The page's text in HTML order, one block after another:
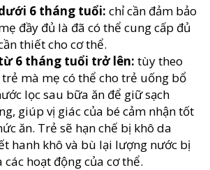
6 tháng tuổi: chỉ cần đảm bảo
đầy đủ là đã có thể cung cấp đủ
thiết cho cơ thể.
6 tháng tuổi trở lên:tùy theo
trẻ mà mẹ có thể cho trẻ uống bổ
lọc sau bữa ăn để giữ sạch
giúp vị giác của bé cảm nhận tốt
ăn. Trẻ sẽ hạn chế bị khô da
hanh khô và bù lại lượng nước bị
hoạt động của cơ thể.